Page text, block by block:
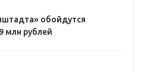
обойдутся
млн рублей